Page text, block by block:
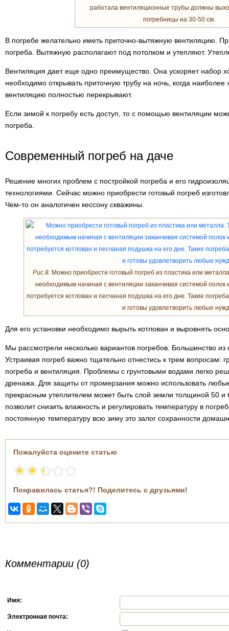
работала вентиляционные трубы должны
погребницы на 30-50 см.
В погребе желательно иметь приточно-вытяжную вентиляцию.
погреба. Вытяжную располагают под потолком и утепляют.
Вентиляция дает еще одно преимущество. Она ускоряет набор
необходимо открывать приточную трубу на ночь, когда
вентиляцию полностью перекрывают.
Если зимой к погребу есть доступ, то с помощью вентиляции
погреба.
Современный погреб на даче
Решение многих проблем с постройкой погреба и его
технологиями. Сейчас можно приобрести готовый погреб
Чем-то он аналогичен кессону скважины.
Рис.8. Можно приобрести готовый погреб из пластика или
необходимым начиная с вентиляции заканчивая системой полок
потребуется котлован и песчаная подушка на его дне. Такие
и готовы удовлетворить любые
Для его установки необходимо вырыть котлован и выровнять
Мы рассмотрели несколько вариантов погребов. Большинство
Устраивая погреб важно тщательно отнестись к трем вопросам:
погреба и вентиляция. Проблемы с грунтовыми водами легко
дренажа. Для защиты от промерзания можно использовать
прекрасным утеплителем может быть слой земли толщиной 50 и
позволит снизить влажность и регулировать температуру в
постоянную температуру всю зиму это залог сохранности
Пожалуйста оцените статью
Понравилась статья?! Поделитесь с друзьями!
Комментарии (0)
Имя:
Электронная почта: